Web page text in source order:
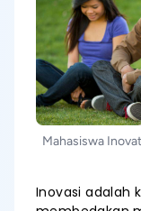
Mahasiswa
Inovasi adalah